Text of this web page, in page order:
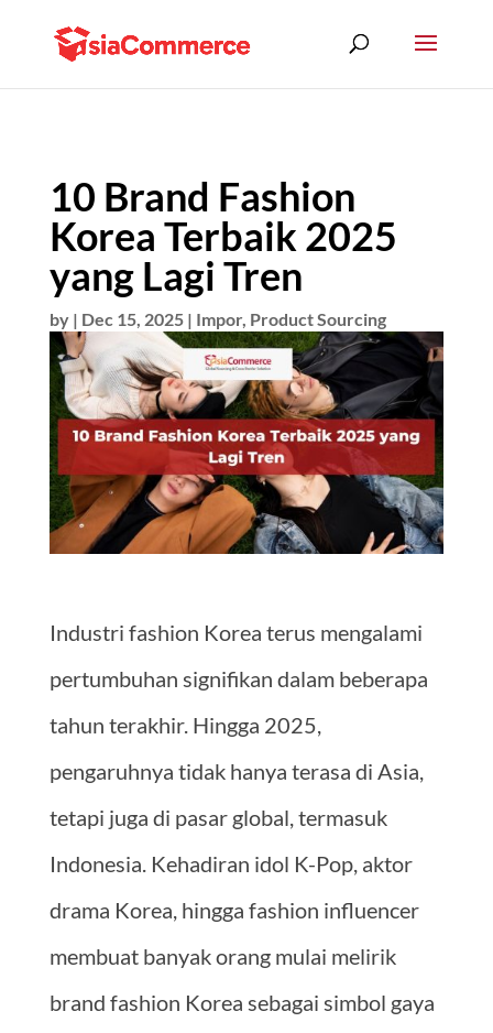
10 Brand Fashion
Korea Terbaik 2025
yang Lagi Tren
by | Dec 15, 2025| Impor, Product Sourcing
Industri fashion Korea terus mengalami
pertumbuhan signifikan dalam beberapa
tahun terakhir. Hingga 2025,
pengaruhnya tidak hanya terasa di Asia,
tetapi juga di pasar global, termasuk
Indonesia. Kehadiran idol K-Pop, aktor
drama Korea, hingga fashion influencer
membuat banyak orang mulai melirik
brand fashion Korea sebagai simbol gaya